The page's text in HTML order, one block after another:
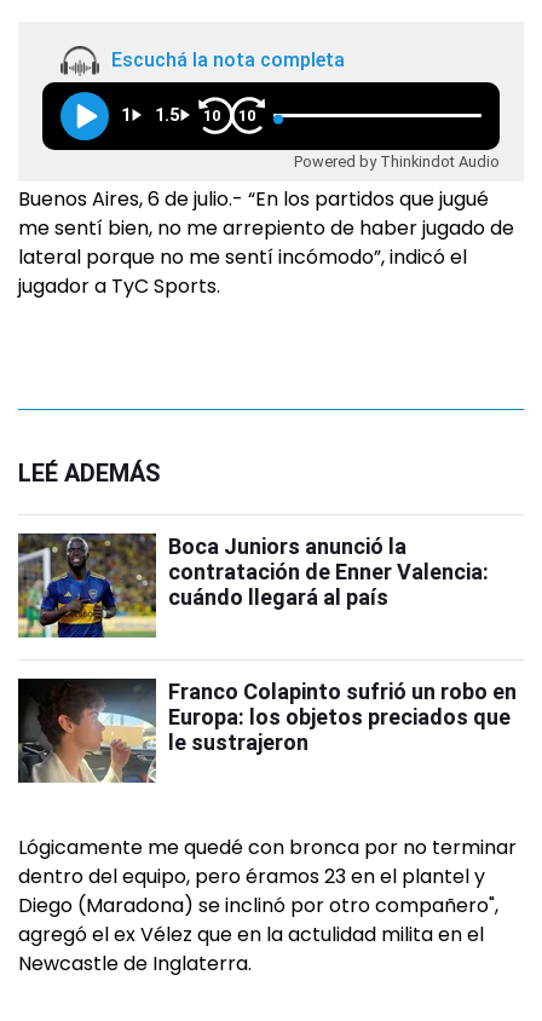
Escuchá la nota completa
1 1.5 10 10
Powered by Thinkindot Audio
Buenos Aires, 6 de julio.- “En los partidos que jugué
me sentí bien, no me arrepiento de haber jugado de
lateral porque no me sentí incómodo”, indicó el
jugador a TyC Sports.
LEÉ ADEMÁS
Boca Juniors anunció la
contratación de Enner Valencia:
cuándo llegará al país
Franco Colapinto sufrió un robo en
Europa: los objetos preciados que
le sustrajeron
Lógicamente me quedé con bronca por no terminar
dentro del equipo, pero éramos 23 en el plantel y
Diego (Maradona) se inclinó por otro compañero",
agregó el ex Vélez que en la actulidad milita en el
Newcastle de Inglaterra.